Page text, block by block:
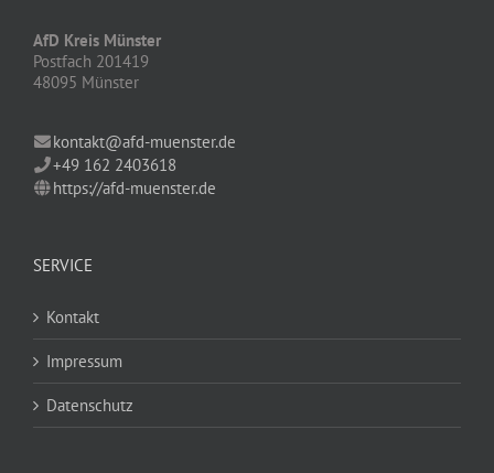
AfD Kreis Münster
Postfach 201419
48095 Münster
kontakt@afd-muenster.de
+49 162 2403618
https://afd-muenster.de
SERVICE
Kontakt
Impressum
Datenschutz